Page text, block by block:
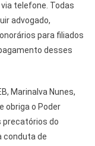
telefone. Todas
advogado,
para filiados
desses
Marinalva Nunes,
obriga o Poder
precatórios do
conduta de